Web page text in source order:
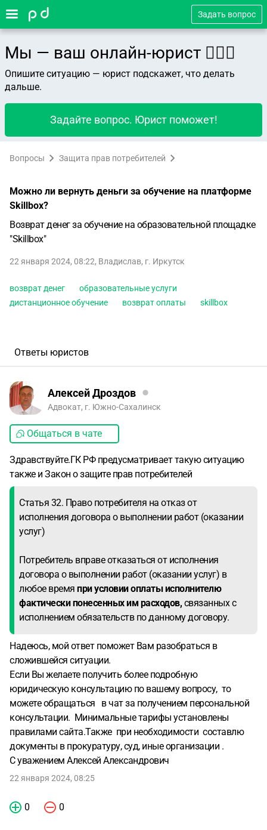
Задать вопрос
Мы — ваш онлайн-юрист 👨🏻‍⚖️
Опишите ситуацию — юрист подскажет, что делать
дальше.
Задайте вопрос. Юрист поможет!
Вопросы Защита прав потребителей
Можно ли вернуть деньги за обучение на платформе
Skillbox?
Возврат денег за обучение на образовательной площадке
"Skillbox"
22 января 2024, 08:22, Владислав, г. Иркутск
возврат денег
образовательные услуги
дистанционное обучение
возврат оплаты skillbox
Ответы юристов
Алексей Дроздов
Адвокат, г. Южно-Сахалинск
Общаться в чате
Здравствуйте.ГК РФ предусматривает такую ситуацию
также и Закон о защите прав потребителей
Статья 32. Право потребителя на отказ от
исполнения договора о выполнении работ (оказании
услуг)
Потребитель вправе отказаться от исполнения
договора о выполнении работ (оказании услуг) в
любое время при условии оплаты исполнителю
фактически понесенных им расходов, связанных с
исполнением обязательств по данному договору.
Надеюсь, мой ответ поможет Вам разобраться в
сложившейся ситуации.
Если Вы желаете получить более подробную
юридическую консультацию по вашему вопросу, то
можете обращаться в чат за получением персональной
консультации. Минимальные тарифы установлены
правилами сайта.Также при необходимости составлю
документы в прокуратуру, суд, иные организации .
С уважением Алексей Александрович
22 января 2024, 08:25
0 0